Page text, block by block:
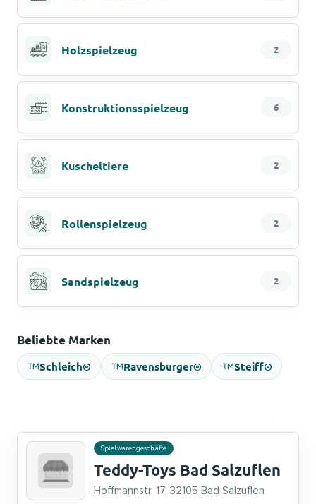
Holzspielzeug 2
Konstruktionsspielzeug 6
Kuscheltiere 2
Rollenspielzeug 2
Sandspielzeug 2
Beliebte Marken
Schleich® Ravensburger® Steiff®
Spielwarengeschäfte
Teddy-Toys Bad Salzuflen
Hoffmannstr. 17, 32105 Bad Salzuflen